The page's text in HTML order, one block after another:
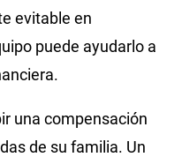
evitable en
puede ayudarlo a
una compensación
de su familia. Un